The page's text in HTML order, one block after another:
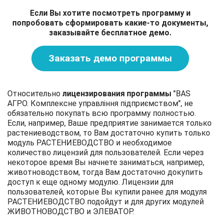
Если Вы хотите посмотреть программу и
попробовать сформировать какие-то документы,
заказывайте бесплатное демо.
Заказать демо программы
Относительно лицензирования программы "BAS
АГРО. Комплексне управління підприємством", не
обязательно покупать всю программу полностью.
Если, например, Ваше предприятие занимается только
растениеводством, то Вам достаточно купить только
модуль РАСТЕНИЕВОДСТВО и необходимое
количество лицензий для пользователей. Если через
некоторое время Вы начнете заниматься, например,
животноводством, тогда Вам достаточно докупить
доступ к еще одному модулю. Лицензии для
пользователей, которые Вы купили ранее для модуля
РАСТЕНИЕВОДСТВО подойдут и для других модулей
ЖИВОТНОВОДСТВО и ЭЛЕВАТОР.